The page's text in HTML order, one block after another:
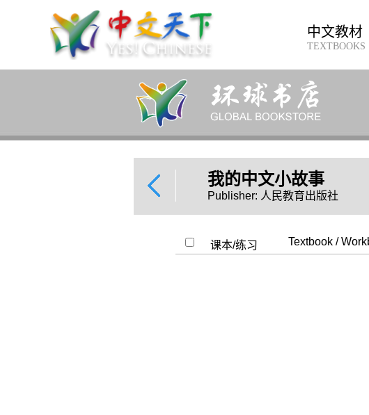
中文教材
TEXTBOOKS
我的中文小故事
Publisher: 人民教育出版社
课本/练习 Textbook /